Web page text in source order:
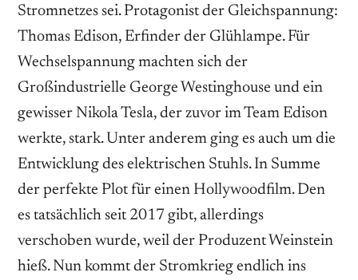
Stromnetzes sei. Protagonist der Gleichspannung:
Thomas Edison, Erfinder der Glühlampe. Für
Wechselspannung machten sich der
Großindustrielle George Westinghouse und ein
gewisser Nikola Tesla, der zuvor im Team Edison
werkte, stark. Unter anderem ging es auch um die
Entwicklung des elektrischen Stuhls. In Summe
der perfekte Plot für einen Hollywoodfilm. Den
es tatsächlich seit 2017 gibt, allerdings
verschoben wurde, weil der Produzent Weinstein
hieß. Nun kommt der Stromkrieg endlich ins